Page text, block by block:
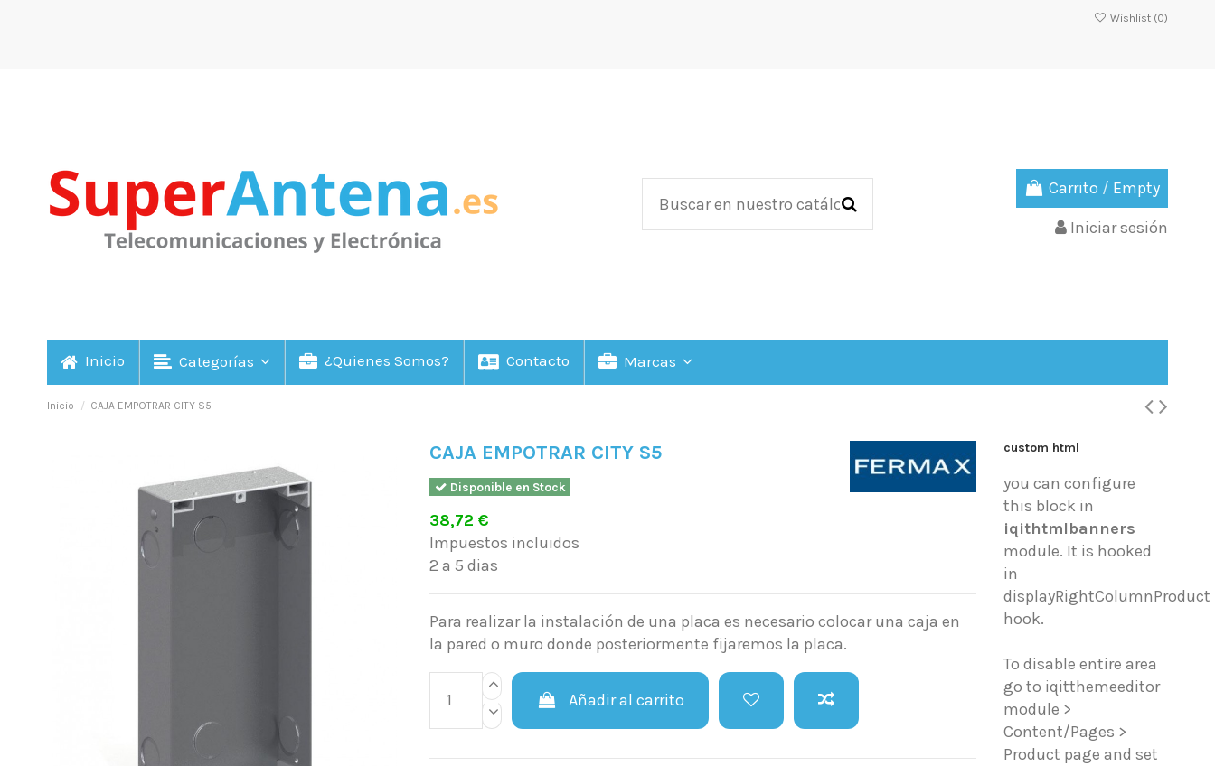
Wishlist (0)
Carrito / Empty
Iniciar sesión
Inicio Categorías ¿Quienes Somos? Contacto Marcas
Inicio CAJA EMPOTRAR CITY S5
CAJA EMPOTRAR CITY S5
Disponible en Stock
38,72 €
Impuestos incluidos
2 a 5 dias
Para realizar la instalación de una placa es necesario colocar una caja en
la pared o muro donde posteriormente fijaremos la placa.
Añadir al carrito
custom html
you can configure
this block in
iqithtmlbanners
module. It is hooked
in
displayRightColumnProduct
hook.
To disable entire area
go to iqitthemeeditor
module >
Content/Pages >
Product page and set